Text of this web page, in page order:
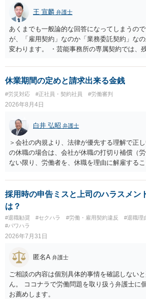
士にご相談下さい。
王 宣麟 弁護士
あくまでも一般論的な回答になってしまうの
が、「雇用契約」なのか「業務委託契約」な
変わります。 ・芸能事務所の専属契約では、
務上よくあるからといって当然に適法という
害との対応関係や合理性が重要です。 ・違約
に有効になるわけではありません。契約が労
基法16条で無効となる余地があり、そうでな
損害と比べて過大なら無効や減額が争点にな
交渉は一般的です。 交渉の方向としては、上
ースにする、算定根拠を明確化する、違約金で
費・未回収費用のみ」に限定する、などが典
前に契約書の内容をレビューしてもらう価値
す。 争点は、契約類型が雇用か業務委託か、
るか、解除事由が双方にどう定められている
合理的か、という複数論点に分かれます。契
バランスの問題もありますが、修正余地がある
コストを抑えやすいので、資料等を持参の上
をお勧めします。 ・事務所側の解除でも、解
ト側に損害賠償が発生する建付けになっている
し、事務所側が一方的に解除したのにタレン
は、合理性や対価性を欠くとして争いやすいで
の重大な契約違反がある場合は、実損害の範
あります。
休業期間の定めと請求出来る金銭
#労災対応 #正社員・契約社員 #労働審判
2026年8月4日
白井 弘昭 弁護士
＞会社の内規より、法律が優先する理解で正
の休職の場合は、会社が休職の打切り補償（
ない限り、労働者を、休職を理由に解雇する
期間満了による退職は、業務労災への適用は
ください。 仮に会社が打切り補償をせずに解
に当たります。 ＞労災の休業補償と、所得補
に、受け取れる金銭はありますでしょうか？
の安全配慮義務違反が認められると解されます
責任（治療費、通院慰謝料、入院費、入院慰謝
災での第三者行為傷害（同僚の不注意等によ
第三者の賠償責任も考えられます。 労災で支
ら控除（損益相殺）されますが、それを超え
は、第三者から支払ってもらうことになりま
要になると思います（良い会社でしたら、自
採用時の申告ミスと上司のハラスメン
は？
#退職勧奨 #セクハラ #労働・雇用契約違反
#退職理
#パワハラ
2026年7月31日
匿名A 弁護士
ご相談の内容は個別具体的事情を確認しない
ん。 ココナラで労働問題を取り扱う弁護士に
お薦めします。